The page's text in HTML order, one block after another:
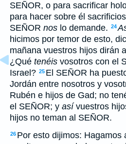
SEÑOR, o para sacrificar
para hacer sobre él
SEÑOR nos lo demande. 24
hicimos por temor de esto,
mañana vuestros hijos dirán
¿Qué tenéis vosotros con el
Israel? 25 El SEÑOR ha
Jordán entre nosotros y
Rubén e hijos de Gad; no
el SEÑOR; y asívuestros
hijos no teman al SEÑOR.
26 Por esto dijimos: Hagamos